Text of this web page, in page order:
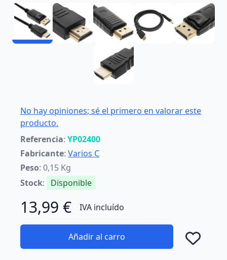
No hay opiniones; sé el primero en valorar este
producto.
Referencia: YP02400
Fabricante: Varios C
Peso: 0,15 Kg
Stock: Disponible
13,99 € IVA incluído
Añadir al carro